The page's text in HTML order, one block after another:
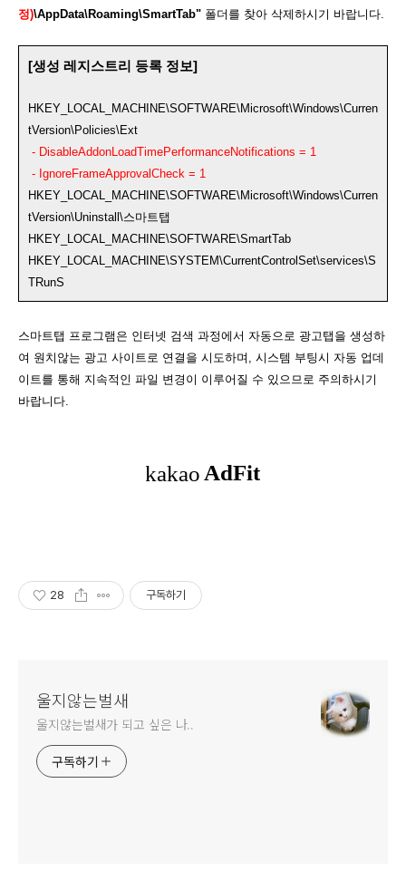
정)\AppData\Roaming\SmartTab" 폴더를 찾아 삭제하시기 바랍니다.
[생성 레지스트리 등록 정보]
HKEY_LOCAL_MACHINE\SOFTWARE\Microsoft\Windows\Curren
tVersion\Policies\Ext
- DisableAddonLoadTimePerformanceNotifications = 1
- IgnoreFrameApprovalCheck = 1
HKEY_LOCAL_MACHINE\SOFTWARE\Microsoft\Windows\Curren
tVersion\Uninstall\스마트탭
HKEY_LOCAL_MACHINE\SOFTWARE\SmartTab
HKEY_LOCAL_MACHINE\SYSTEM\CurrentControlSet\services\S
TRunS
스마트탭 프로그램은 인터넷 검색 과정에서 자동으로 광고탭을 생성하
여 원치않는 광고 사이트로 연결을 시도하며, 시스템 부팅시 자동 업데
이트를 통해 지속적인 파일 변경이 이루어질 수 있으므로 주의하시기
바랍니다.
28 구독하기
울지않는벌새
울지않는벌새가 되고 싶은 나..
구독하기